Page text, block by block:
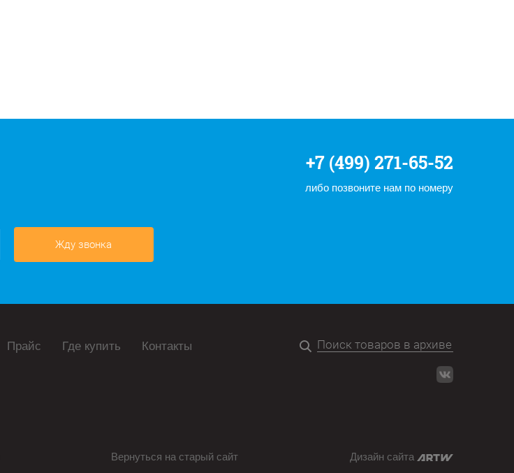
+7 (499) 271-65-52
либо позвоните нам по номеру
Жду звонка
Прайс Где купить Контакты
Вернуться на старый сайт Дизайн сайта